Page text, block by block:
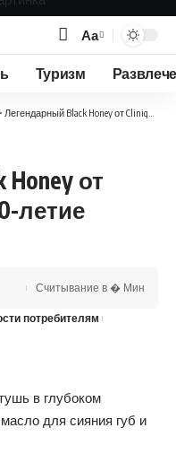
Изменение
размера
Аа
Туризм
Легендарный Black Honey от Clinique отмечает 50-летие двумя новинками
от
летие
потребителям
Считывание в � Мин
в глубоком
для сияния губ и